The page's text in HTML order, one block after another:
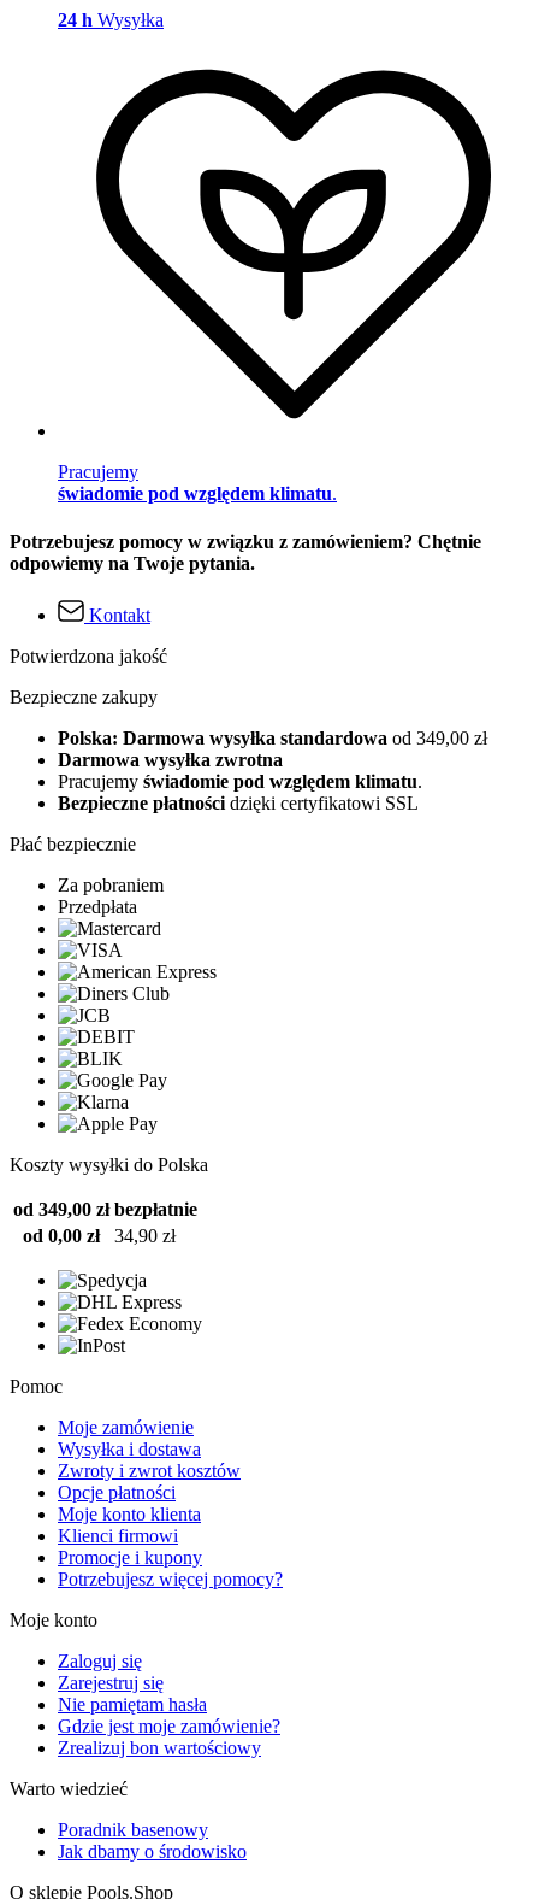
24 h Wysyłka
Pracujemy
świadomie pod względem klimatu.
Potrzebujesz pomocy w związku z zamówieniem? Chętnie
odpowiemy na Twoje pytania.
Kontakt
Potwierdzona jakość
Bezpieczne zakupy
Polska: Darmowa wysyłka standardowa od 349,00 zł
Darmowa wysyłka zwrotna
Pracujemy świadomie pod względem klimatu.
Bezpieczne płatności dzięki certyfikatowi SSL
Płać bezpiecznie
Za pobraniem
Przedpłata
Koszty wysyłki do Polska
od 349,00 zł bezpłatnie
od 0,00 zł
34,90 zł
Pomoc
Moje zamówienie
Wysyłka i dostawa
Zwroty i zwrot kosztów
Opcje płatności
Moje konto klienta
Klienci firmowi
Promocje i kupony
Potrzebujesz więcej pomocy?
Moje konto
Zaloguj się
Zarejestruj się
Nie pamiętam hasła
Gdzie jest moje zamówienie?
Zrealizuj bon wartościowy
Warto wiedzieć
Poradnik basenowy
Jak dbamy o środowisko
O sklepie Pools.Shop